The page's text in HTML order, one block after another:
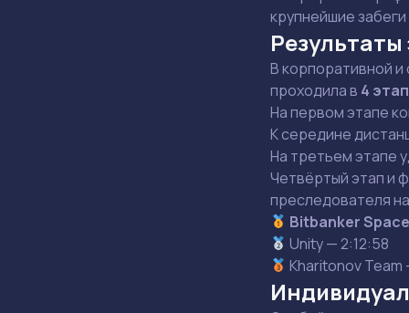
крупнейшие
В корпоративной
проходила в 4
На первом этапе
К середине
На третьем этапе
Четвёртый этап и
преследователя
Bitbanker
Unity — 2:12:58
Kharitonov Team